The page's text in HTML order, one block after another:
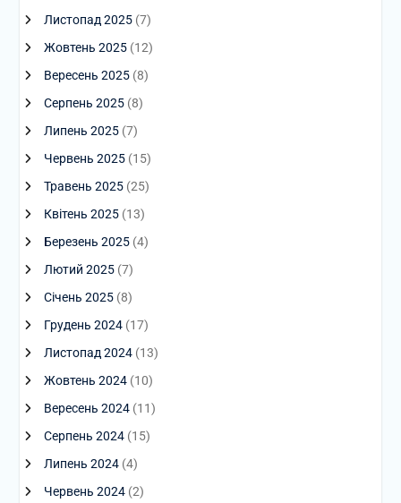
Листопад 2025(7)
Жовтень 2025(12)
Вересень 2025(8)
Серпень 2025(8)
Липень 2025(7)
Червень 2025(15)
Травень 2025(25)
Квітень 2025(13)
Березень 2025(4)
Лютий 2025(7)
Січень 2025(8)
Грудень 2024(17)
Листопад 2024(13)
Жовтень 2024(10)
Вересень 2024(11)
Серпень 2024(15)
Липень 2024(4)
Червень 2024(2)